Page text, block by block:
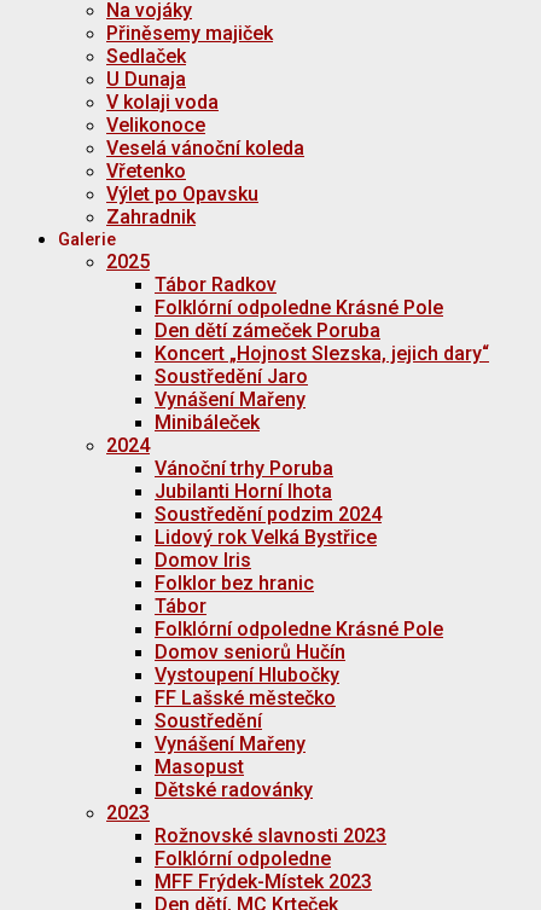
Na vojáky
Přiněsemy majiček
Sedlaček
U Dunaja
V kolaji voda
Velikonoce
Veselá vánoční koleda
Vřetenko
Výlet po Opavsku
Zahradnik
Galerie
2025
Tábor Radkov
Folklórní odpoledne Krásné Pole
Den dětí zámeček Poruba
Koncert „Hojnost Slezska, jejich dary“
Soustředění Jaro
Vynášení Mařeny
Minibáleček
2024
Vánoční trhy Poruba
Jubilanti Horní lhota
Soustředění podzim 2024
Lidový rok Velká Bystřice
Domov Iris
Folklor bez hranic
Tábor
Folklórní odpoledne Krásné Pole
Domov seniorů Hučín
Vystoupení Hlubočky
FF Lašské městečko
Soustředění
Vynášení Mařeny
Masopust
Dětské radovánky
2023
Rožnovské slavnosti 2023
Folklórní odpoledne
MFF Frýdek-Místek 2023
Den dětí, MC Krteček